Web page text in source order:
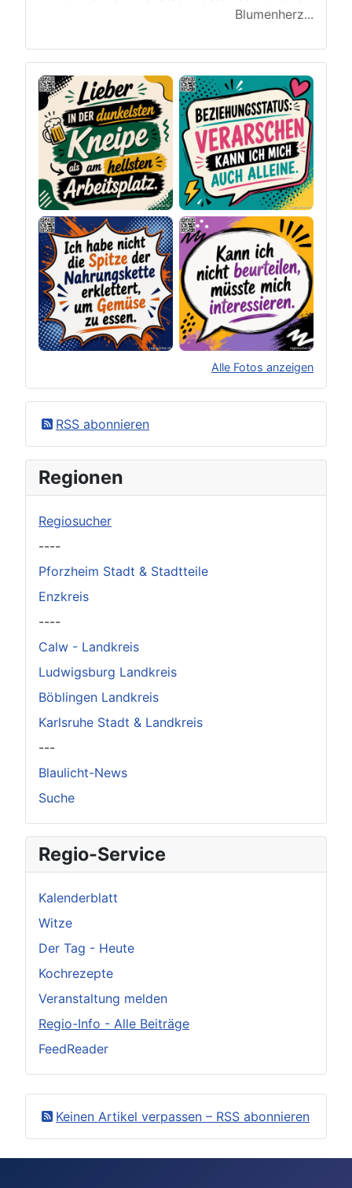
Blumenherz...
Alle Fotos anzeigen
RSS abonnieren
Regionen
Regiosucher
----
Pforzheim Stadt & Stadtteile
Enzkreis
----
Calw - Landkreis
Ludwigsburg Landkreis
Böblingen Landkreis
Karlsruhe Stadt & Landkreis
---
Blaulicht-News
Suche
Regio-Service
Kalenderblatt
Witze
Der Tag - Heute
Kochrezepte
Veranstaltung melden
Regio-Info - Alle Beiträge
FeedReader
Keinen Artikel verpassen – RSS abonnieren